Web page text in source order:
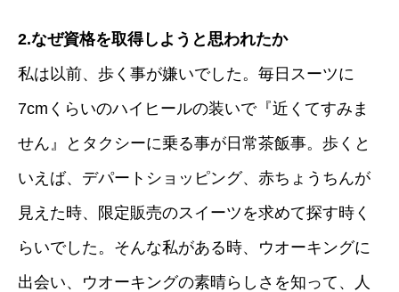
2.なぜ資格を取得しようと思われたか
私は以前、歩く事が嫌いでした。毎日スーツに
7cmくらいのハイヒールの装いで『近くてすみま
せん』とタクシーに乗る事が日常茶飯事。歩くと
いえば、デパートショッピング、赤ちょうちんが
見えた時、限定販売のスイーツを求めて探す時く
らいでした。そんな私がある時、ウオーキングに
出会い、ウオーキングの素晴らしさを知って、人